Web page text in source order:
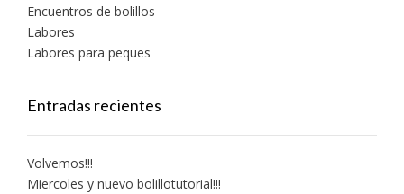
Encuentros de bolillos
Labores
Labores para peques
Entradas recientes
Volvemos!!!
Miercoles y nuevo bolillotutorial!!!